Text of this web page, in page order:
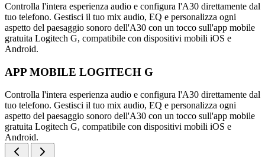
Controlla l'intera esperienza audio e configura l'A30 direttamente dal
tuo telefono. Gestisci il tuo mix audio, EQ e personalizza ogni
aspetto del paesaggio sonoro dell'A30 con un tocco sull'app mobile
gratuita Logitech G, compatibile con dispositivi mobili iOS e
Android.
APP MOBILE LOGITECH G
Controlla l'intera esperienza audio e configura l'A30 direttamente dal
tuo telefono. Gestisci il tuo mix audio, EQ e personalizza ogni
aspetto del paesaggio sonoro dell'A30 con un tocco sull'app mobile
gratuita Logitech G, compatibile con dispositivi mobili iOS e
Android.